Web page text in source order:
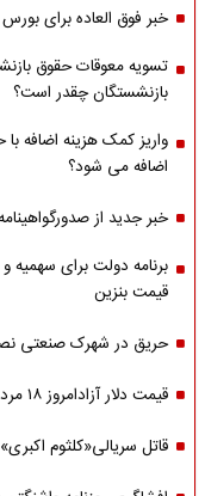
خبر فوق العاده برای بورس
تسویه معوقات حقوق
بازنشستگان چقدر است؟
واریز کمک هزینه اضافه
اضافه می شود؟
خبر جدید از
برنامه دولت برای
قیمت بنزین
حریق در شهرک صنعتی
قیمت دلار آزادامروز ۱۸ مردادماه ۱۴۰۵
قاتل سریالی«کلثوم